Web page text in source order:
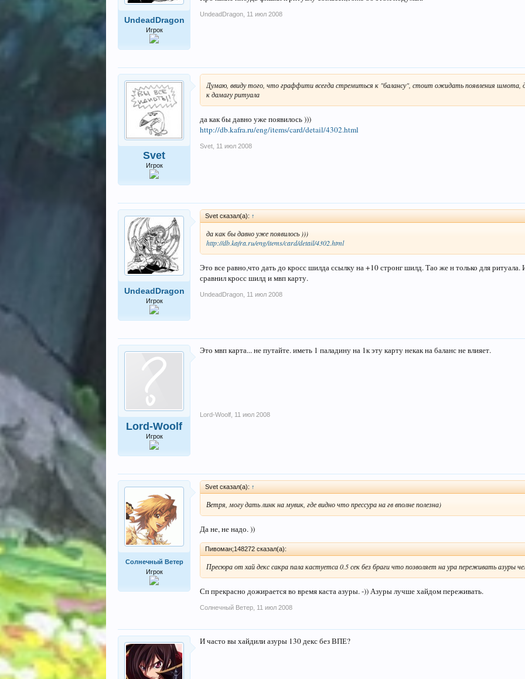
UndeadDragon
Игрок
UndeadDragon 11 июл 2008
Svet
Игрок
Думаю, ввиду того, что граффити всегда стремиться к "балансу", стоит ожидать появления шмота,
к дамагу ритуала
да как бы давно уже появилось )))
http://db.kafra.ru/eng/items/card/detail/4302.html
Svet 11 июл 2008
UndeadDragon
Игрок
Svet сказал(а): ↑
да как бы давно уже появилось )))
http://db.kafra.ru/eng/items/card/detail/4302.html
Это все равно,что дать до кросс шилда ссылку на +10 стронг шилд. Тао же н только для
сравнил кросс шилд и мвп карту.
UndeadDragon 11 июл 2008
Lord-Woolf
Игрок
Это мвп карта... не путайте. иметь 1 паладину на 1к эту карту некак на баланс не влияет.
Lord-Woolf 11 июл 2008
Солнечный Ветер
Игрок
Svet сказал(а): ↑
Ветря, могу дать линк на мувик, где видно что прессура на гв вполне полезна)
Да не, не надо. ))
Пивоман;148272 сказал(а):
Пресюра от хай декс сакра пала кастуетса 0.5 сек без браги что позволяет на ура переживать азуры
Сп прекрасно дожирается во время каста азуры. -)) Азуры лучше хайдом переживать.
Солнечный Ветер 11 июл 2008
И часто вы хайдили азуры 130 декс без ВПЕ?